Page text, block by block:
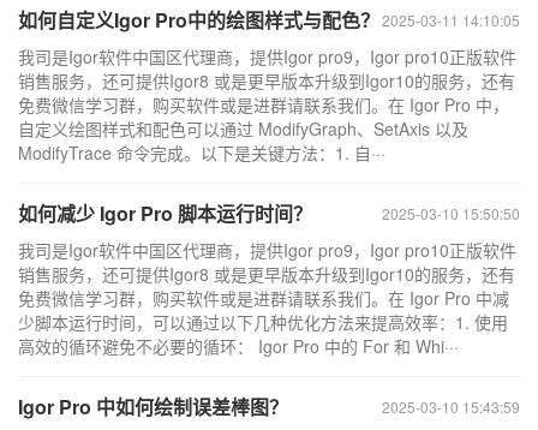
2025-03-11 14:10:05
如何自定义Igor Pro中的绘图样式与配色？
我司是Igor软件中国区代理商，提供Igor pro9，Igor pro10正版软件
销售服务，还可提供Igor8 或是更早版本升级到Igor10的服务，还有
免费微信学习群，购买软件或是进群请联系我们。在 Igor Pro 中，
自定义绘图样式和配色可以通过 ModifyGraph、SetAxis 以及
ModifyTrace 命令完成。以下是关键方法：1. 自···
2025-03-10 15:50:50
如何减少 Igor Pro 脚本运行时间？
我司是Igor软件中国区代理商，提供Igor pro9，Igor pro10正版软件
销售服务，还可提供Igor8 或是更早版本升级到Igor10的服务，还有
免费微信学习群，购买软件或是进群请联系我们。在 Igor Pro 中减
少脚本运行时间，可以通过以下几种优化方法来提高效率：1. 使用
高效的循环避免不必要的循环： Igor Pro 中的 For 和 Whi···
2025-03-10 15:43:59
Igor Pro 中如何绘制误差棒图？